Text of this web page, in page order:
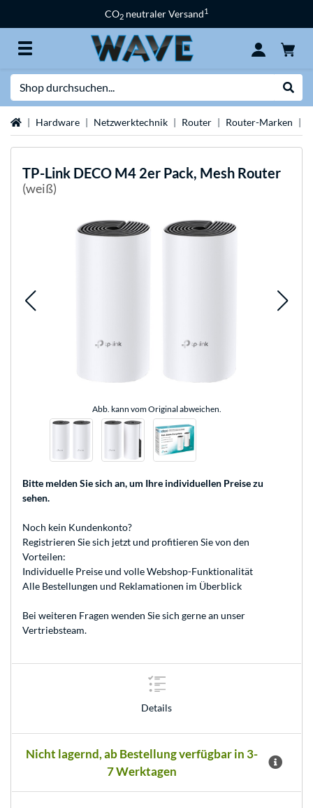
CO2 neutraler Versand1
StartseiteHardware Netzwerktechnik Router Router-Marken
TP-Link DECO M4 2er Pack, Mesh Router
(weiß)
Abb. kann vom Original abweichen.
Bitte melden Sie sich an, um Ihre individuellen Preise zu
sehen.
Noch kein Kundenkonto?
Registrieren Sie sich jetzt und profitieren Sie von den
Vorteilen:
Individuelle Preise und volle Webshop-Funktionalität
Alle Bestellungen und Reklamationen im Überblick
Bei weiteren Fragen wenden Sie sich gerne an unser
Vertriebsteam.
Details
Nicht lagernd, ab Bestellung verfügbar in 3-
7 Werktagen